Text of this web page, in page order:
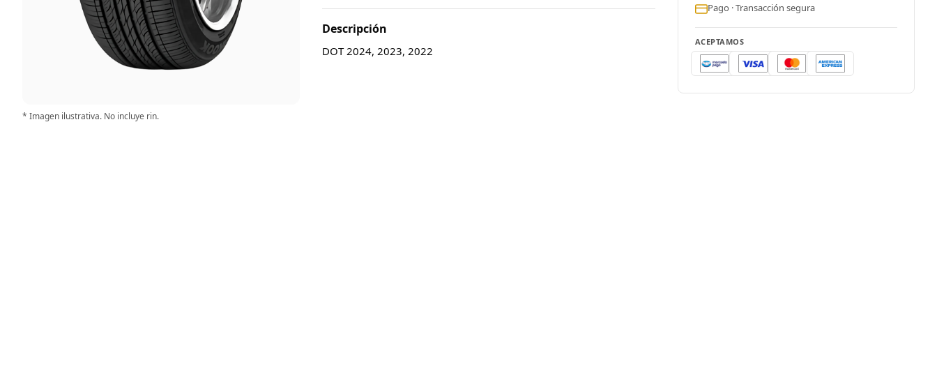
* Imagen ilustrativa. No incluye rin.
Descripción
DOT 2024, 2023, 2022
Pago · Transacción segura
ACEPTAMOS